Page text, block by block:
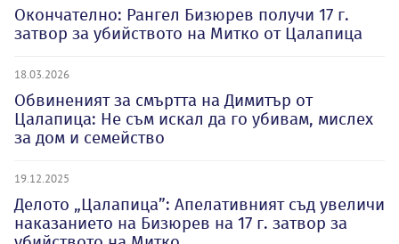
Окончателно: Рангел Бизюрев получи 17 г.
затвор за убийството на Митко от Цалапица
18.03.2026
Обвиненият за смъртта на Димитър от
Цалапица: Не съм искал да го убивам, мислех
за дом и семейство
19.12.2025
Делото „Цалапица”: Апелативният съд увеличи
наказанието на Бизюрев на 17 г. затвор за